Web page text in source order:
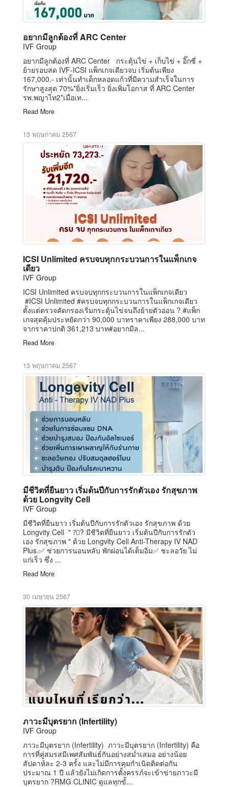
อยากมีลูกต้องที่ ARC Center
IVF Group
อยากมีลูกต้องที่ ARC Center กระตุ้นไข่ + เก็บไข่ + อิ๊กซี่ +
ย้ายรอบสด IVF-ICSI แพ็กเกจเดียวจบ เริ่มต้นเพียง
167,000.- เท่านั้นทำเด็กหลอดแก้วที่มีความสำเร็จในการ
รักษาสูงสุด 70%*ยิ่งเริ่มเร็ว ยิ่งเพิ่มโอกาส ที่ ARC Center
รพ.พญาไท2*เมื่อเท...
Read More
13 พฤษภาคม 2567
ICSI Unlimited ครบจบทุกกระบวนการในแพ็กเกจ
เดียว
IVF Group
ICSI Unlimited ครบจบทุกกระบวนการในแพ็กเกจเดียว
#ICSI Unlimited #ครบจบทุกกระบวนการในแพ็กเกจเดียว
ตั้งแต่ตรวจคัดกรองเริ่มกระตุ้นไข่จนถึงย้ายตัวอ่อน ? #แพ็ก
เกจสุดคุ้มประหยัดกว่า 90,000 บาทราคาเพียง 288,000 บาท
จากราคาปกติ 361,213 บาท#อยากมีล...
Read More
13 พฤษภาคม 2567
มีชีวิตที่ยืนยาว เริ่มต้นปีกับการรักตัวเอง รักสุขภาพ
ด้วย Longvity Cell
IVF Group
มีชีวิตที่ยืนยาว เริ่มต้นปีกับการรักตัวเอง รักสุขภาพ ด้วย
Longvity Cell " ?‍⚕? มีชีวิตที่ยืนยาว เริ่มต้นปีกับการรักตัว
เอง รักสุขภาพ " ด้วย Longvity Cell Anti-Therapy IV NAD
Plus.✅ ช่วยการนอนหลับ พักผ่อนได้เต็มอิ่ม✅ ชะลอวัย ไม่
แก่เร็ว ซึ่ง ...
Read More
30 เมษายน 2567
ภาวะมีบุตรยาก (Infertility)
IVF Group
ภาวะมีบุตรยาก (Infertility) ภาวะมีบุตรยาก (Infertility) คือ
การที่คู่สมรสมีเพศสัมพันธ์กันอย่างสม่ำเสมอ อย่างน้อย
สัปดาห์ละ 2-3 ครั้ง และไม่มีการคุมกำเนิดติดต่อกัน
ประมาณ 1 ปี แล้วยังไม่เกิดการตั้งครรภ์จะเข้าข่ายภาวะมี
บุตรยาก ?RMG CLINIC ดูแลทุกขั้...